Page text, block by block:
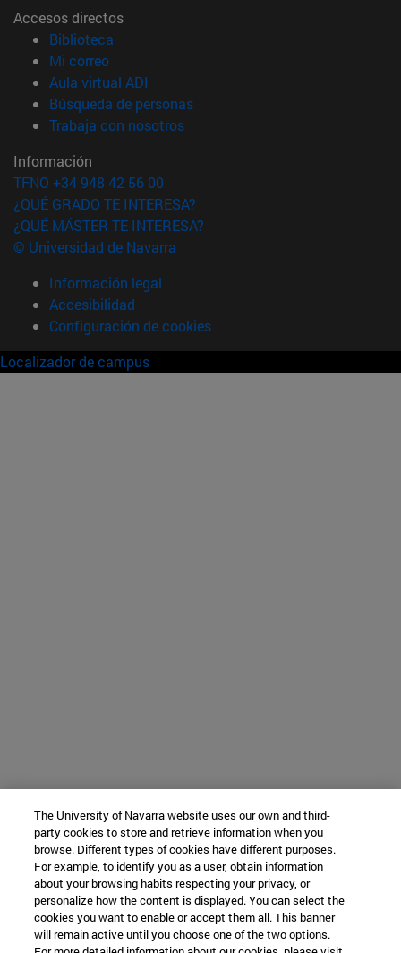
Accesos directos
Biblioteca
Mi correo(abre en nueva ventana)
Aula virtual ADI
Búsqueda de personas(abre en nueva ventana)
Trabaja con nosotros(abre en nueva ventana)
Información
TFNO +34 948 42 56 00
¿QUÉ GRADO TE INTERESA?
¿QUÉ MÁSTER TE INTERESA?
© Universidad de Navarra
Información legal
Accesibilidad
Configuración de cookies
Localizador de campus
The University of Navarra website uses our own and third-
party cookies to store and retrieve information when you
browse. Different types of cookies have different purposes.
For example, to identify you as a user, obtain information
about your browsing habits respecting your privacy, or
personalize how the content is displayed. You can select the
cookies you want to enable or accept them all. This banner
will remain active until you choose one of the two options.